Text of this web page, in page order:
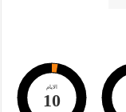
الايام
10